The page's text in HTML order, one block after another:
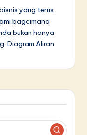
yang terus
bagaimana
bukan hanya
Diagram Aliran